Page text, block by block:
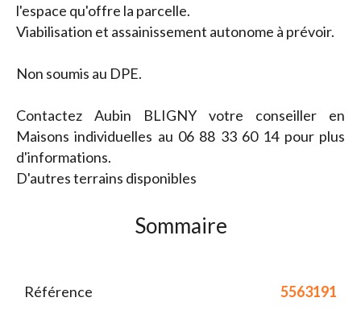
l'espace qu'offre la parcelle.
Viabilisation et assainissement autonome à prévoir.
Non soumis au DPE.
Contactez Aubin BLIGNY votre conseiller en
Maisons individuelles au 06 88 33 60 14 pour plus
d'informations.
D'autres terrains disponibles
Sommaire
Référence 5563191